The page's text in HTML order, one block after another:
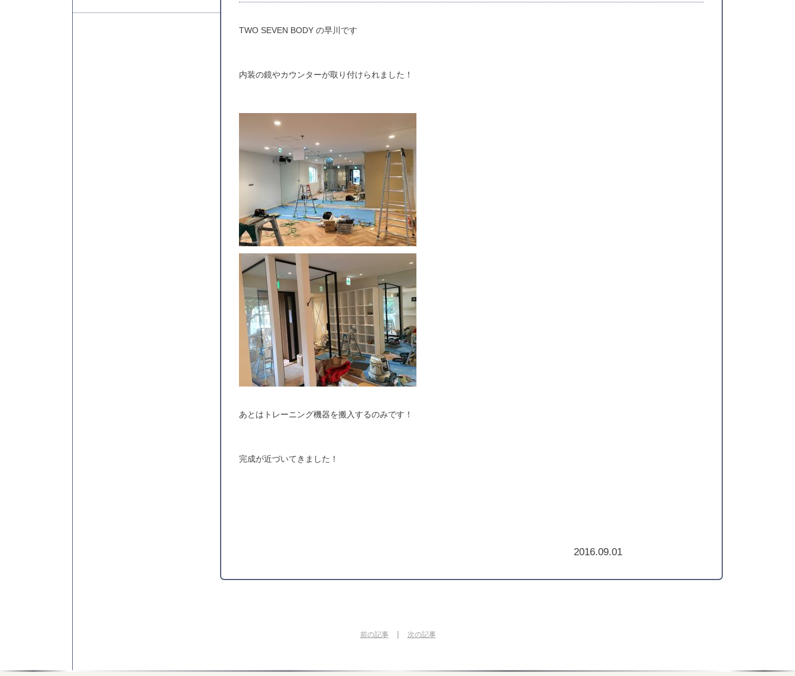
TWO SEVEN BODY の早川です
内装の鏡やカウンターが取り付けられました！
あとはトレーニング機器を搬入するのみです！
完成が近づいてきました！
2016.09.01
前の記事| 次の記事